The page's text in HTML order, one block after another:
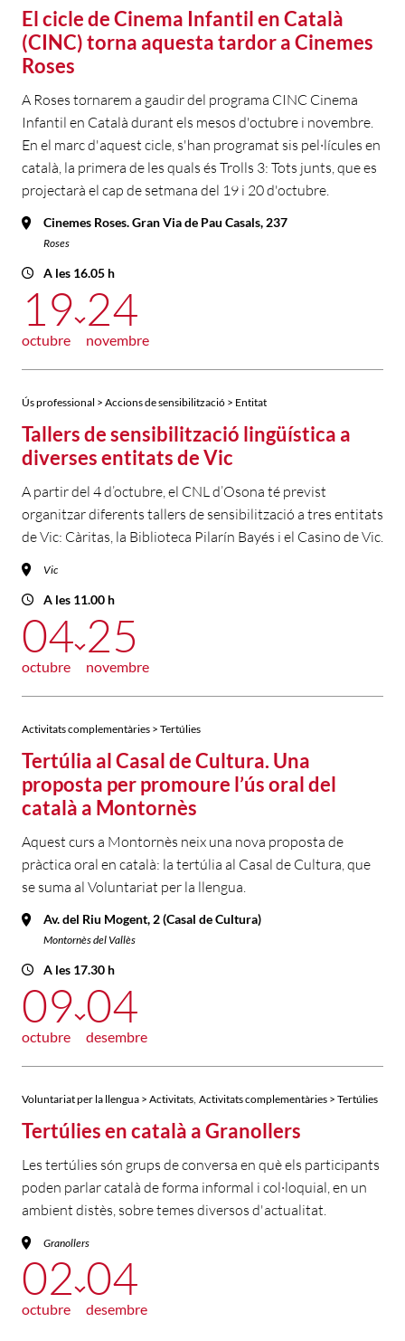
El cicle de Cinema Infantil en Català
(CINC) torna aquesta tardor a Cinemes
Roses
A Roses tornarem a gaudir del programa CINC Cinema
Infantil en Català durant els mesos d'octubre i novembre.
En el marc d'aquest cicle, s'han programat sis pel·lícules en
català, la primera de les quals és Trolls 3: Tots junts, que es
projectarà el cap de setmana del 19 i 20 d'octubre.
Cinemes Roses. Gran Via de Pau Casals, 237
Roses
A les 16.05 h
19
octubre
24
novembre
Ús professional > Accions de sensibilització > Entitat
Tallers de sensibilització lingüística a
diverses entitats de Vic
A partir del 4 d’octubre, el CNL d’Osona té previst
organitzar diferents tallers de sensibilització a tres entitats
de Vic: Càritas, la Biblioteca Pilarín Bayés i el Casino de Vic.
Vic
A les 11.00 h
04
octubre
25
novembre
Activitats complementàries > Tertúlies
Tertúlia al Casal de Cultura. Una
proposta per promoure l’ús oral del
català a Montornès
Aquest curs a Montornès neix una nova proposta de
pràctica oral en català: la tertúlia al Casal de Cultura, que
se suma al Voluntariat per la llengua.
Av. del Riu Mogent, 2 (Casal de Cultura)
Montornès del Vallès
A les 17.30 h
09
octubre
04
desembre
Voluntariat per la llengua > Activitats Activitats complementàries > Tertúlies
Tertúlies en català a Granollers
Les tertúlies són grups de conversa en què els participants
poden parlar català de forma informal i col·loquial, en un
ambient distès, sobre temes diversos d'actualitat.
Granollers
02
octubre
04
desembre